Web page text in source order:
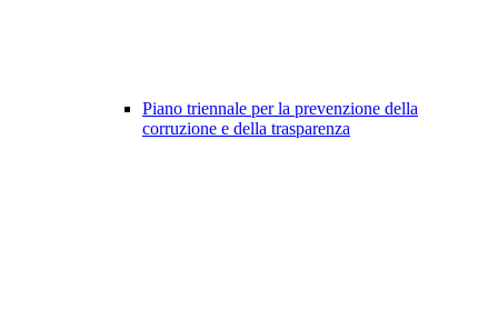
Piano triennale per la prevenzione della
corruzione e della trasparenza